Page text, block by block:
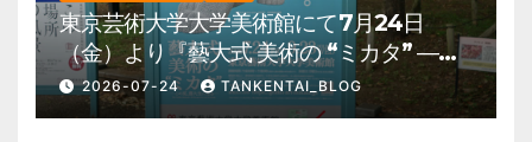
東京芸術大学大学美術館にて7月24日
（金）より『藝大式 美術の “ミカタ” ―こ
の夏、藝大生になる―』を開催。 上野公
園 美術館・博物館 混雑情報他
2026-07-24 TANKENTAI_BLOG